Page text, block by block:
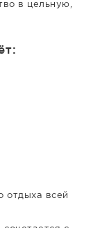
в цельную,
отдыха всей